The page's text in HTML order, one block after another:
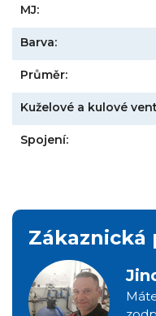
MJ:
Barva:
Průměr:
Kuželové a kulové
Spojení:
Zákaznická